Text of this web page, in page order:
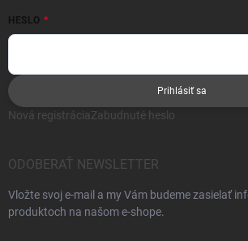
HESLO
Prihlásiť sa
Nová registráciaZabudnuté heslo
ODOBERAŤ NEWSLETTER
Vložte svoj e-mail a my Vám budeme zasielať
produktoch na našom e-shope.